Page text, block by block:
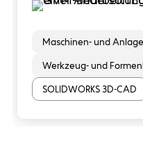
Maschinen- und
Werkzeug- und
SOLIDWORKS 3D-CAD